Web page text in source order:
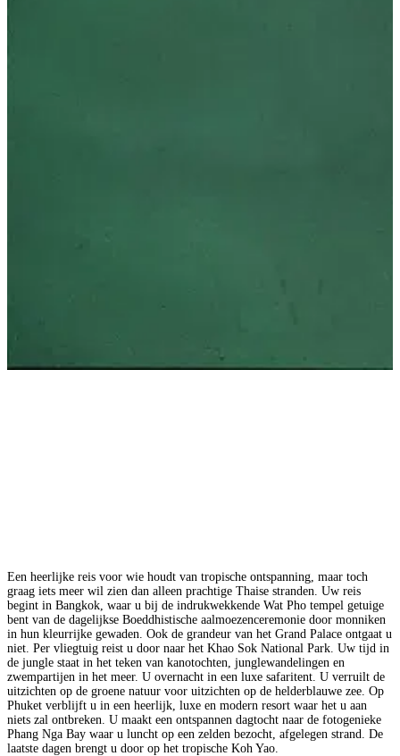
Een heerlijke reis voor wie houdt van tropische ontspanning, maar toch
graag iets meer wil zien dan alleen prachtige Thaise stranden. Uw reis
begint in Bangkok, waar u bij de indrukwekkende Wat Pho tempel getuige
bent van de dagelijkse Boeddhistische aalmoezenceremonie door monniken
in hun kleurrijke gewaden. Ook de grandeur van het Grand Palace ontgaat u
niet. Per vliegtuig reist u door naar het Khao Sok National Park. Uw tijd in
de jungle staat in het teken van kanotochten, junglewandelingen en
zwempartijen in het meer. U overnacht in een luxe safaritent. U verruilt de
uitzichten op de groene natuur voor uitzichten op de helderblauwe zee. Op
Phuket verblijft u in een heerlijk, luxe en modern resort waar het u aan
niets zal ontbreken. U maakt een ontspannen dagtocht naar de fotogenieke
Phang Nga Bay waar u luncht op een zelden bezocht, afgelegen strand. De
laatste dagen brengt u door op het tropische Koh Yao.